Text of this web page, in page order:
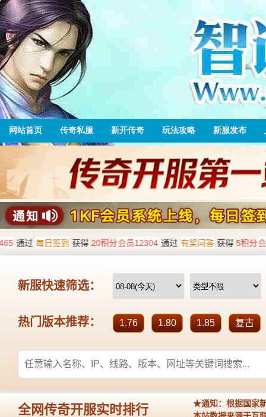
网站首页 传奇私服 新开传奇 玩法攻略 新服发布